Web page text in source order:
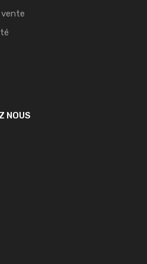
NOUS